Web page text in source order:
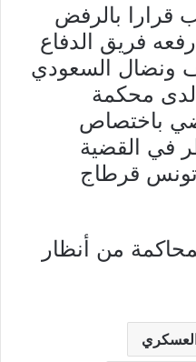
قرارا بالرفض
فريق الدفاع
ونضال السعودي
لدى محكمة
باختصاص
في القضية
تونس قرطاج
من أنظار